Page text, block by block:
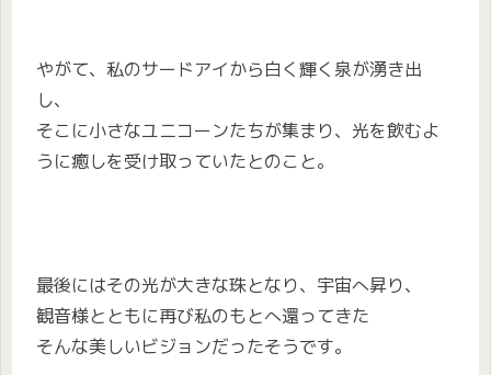
やがて、私のサードアイから白く輝く泉が湧き出
し、
そこに小さなユニコーンたちが集まり、光を飲むよ
うに癒しを受け取っていたとのこと。
最後にはその光が大きな珠となり、宇宙へ昇り、
観音様とともに再び私のもとへ還ってきた
そんな美しいビジョンだったそうです。